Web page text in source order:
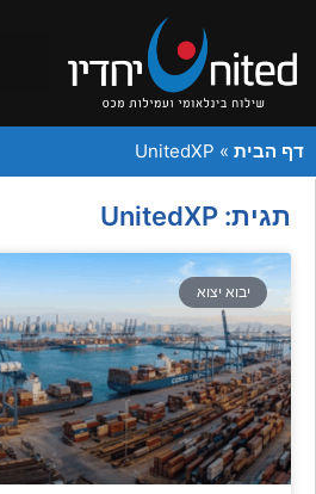
דף הבית »
UnitedXP
תגית: UnitedXP
יבוא יצוא